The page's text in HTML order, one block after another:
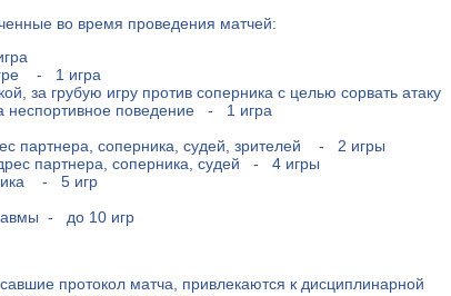
во время проведения матчей:
- 1 игра
за грубую игру против соперника с целью сорвать атаку
неспортивное поведение - 1 игра
партнера, соперника, судей, зрителей - 2 игры
партнера, соперника, судей - 4 игры
- 5 игр
- до 10 игр
протокол матча, привлекаются к дисциплинарной